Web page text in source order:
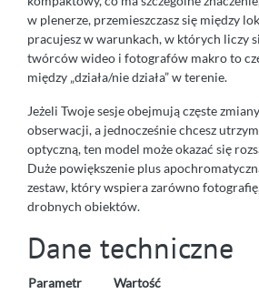
w plenerze, przemieszczasz się między
pracujesz w warunkach, w których liczy
twórców wideo i fotografów makro to
między „działa/nie działa” w terenie.
Jeżeli Twoje sesje obejmują częste
obserwacji, a jednocześnie chcesz
optyczną, ten model może okazać się
Duże powiększenie plus
zestaw, który wspiera zarówno
drobnych obiektów.
Dane techniczne
Parametr
Wartość